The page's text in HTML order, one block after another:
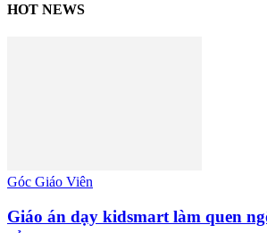
HOT NEWS
Góc Giáo Viên
Giáo án dạy kidsmart làm quen